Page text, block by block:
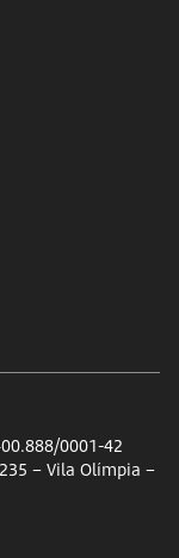
0001-42
– Vila Olímpia –